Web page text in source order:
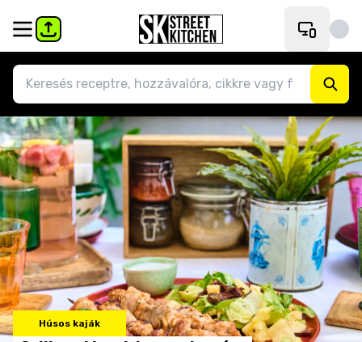
Húsos kaják